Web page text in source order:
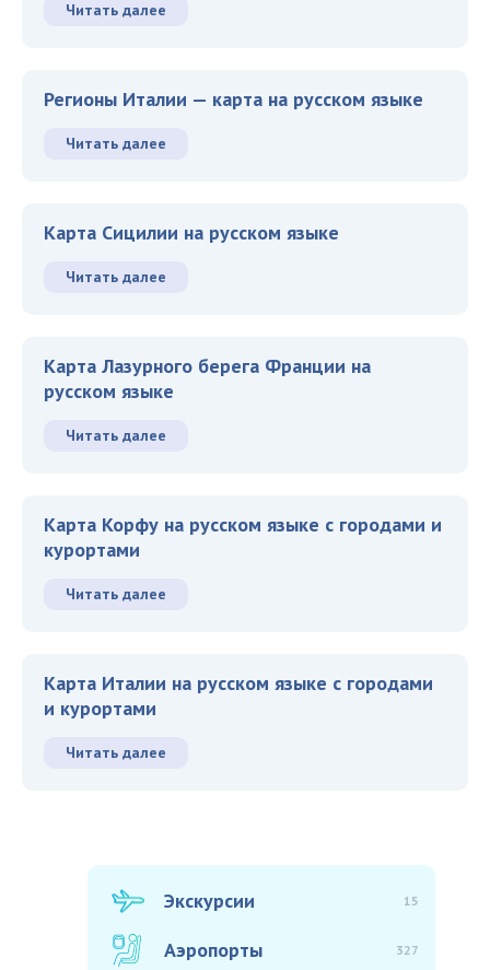
Читать далее
Регионы Италии — карта на русском языке
Читать далее
Карта Сицилии на русском языке
Читать далее
Карта Лазурного берега Франции на
русском языке
Читать далее
Карта Корфу на русском языке с городами и
курортами
Читать далее
Карта Италии на русском языке с городами
и курортами
Читать далее
Экскурсии 15
Аэропорты 327